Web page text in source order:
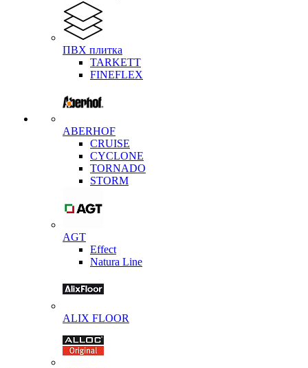
ПВХ плитка
TARKETT
FINEFLEX
ABERHOF
CRUISE
CYCLONE
TORNADO
STORM
AGT
Effect
Natura Line
ALIX FLOOR